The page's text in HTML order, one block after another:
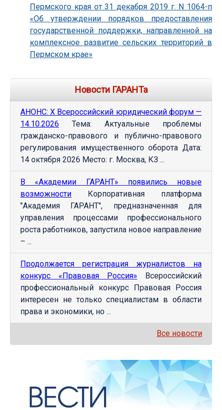
Пермского края от 31 декабря 2019 г. N 1064-п
«Об утверждении порядков предоставления
государственной поддержки, направленной на
комплексное развитие сельских территорий в
Пермском крае»
Новости ГАРАНТа
АНОНС: Х Всероссийский юридический форум —
14.10.2026 Тема: Актуальные проблемы
гражданско-правового и публично-правового
регулирования имущественного оборота Дата:
14 октября 2026 Место: г. Москва, КЗ ...
В «Академии ГАРАНТ» появились новые
возможности Корпоративная платформа
"Академия ГАРАНТ", предназначенная для
управления процессами профессионального
роста работников, запустила новое направление
– ...
Продолжается регистрация журналистов на
конкурс «Правовая Россия» Всероссийский
профессиональный конкурс Правовая Россия
интересен не только специалистам в области
права и экономики, но ...
Все новости